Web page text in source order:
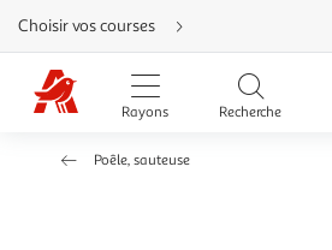
Aller
directement
au
contenu
Aller
directement
Aller
Choisir vos courses
Rayons Recherche
Poêle, sauteuse